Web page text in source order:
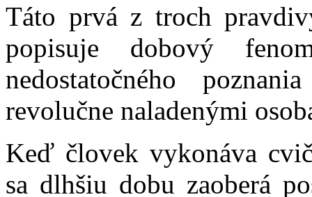
Táto prvá z troch
popisuje dobový
nedostatočného
revolučne naladenými
Keď človek vykonáva
sa dlhšiu dobu zaoberá